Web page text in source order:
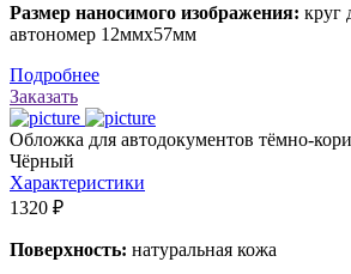
Размер наносимого изображения: круг
автономер 12ммх57мм
Подробнее
Заказать
Обложка для автодокументов тёмно-
Чёрный
Характеристики
1320 ₽
Поверхность: натуральная кожа